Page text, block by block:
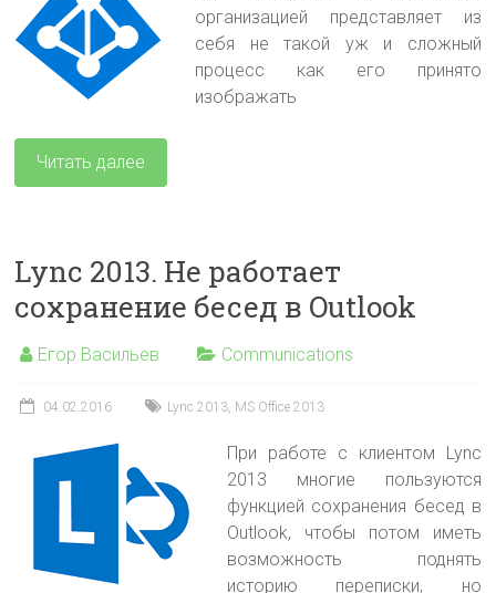
организацией представляет из
себя не такой уж и сложный
процесс как его принято
изображать
Читать далее
Lync 2013. Не работает
сохранение бесед в Outlook
Егор Васильев Communications
04.02.2016 Lync 2013, MS Office 2013
При работе с клиентом Lync
2013 многие пользуются
функцией сохранения бесед в
Outlook, чтобы потом иметь
возможность поднять
историю переписки, но